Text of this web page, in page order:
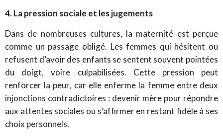
4. La pression sociale et les jugements
Dans de nombreuses cultures, la maternité est perçue
comme un passage obligé. Les femmes qui hésitent ou
refusent d’avoir des enfants se sentent souvent pointées
du doigt, voire culpabilisées. Cette pression peut
renforcer la peur, car elle enferme la femme entre deux
injonctions contradictoires : devenir mère pour répondre
aux attentes sociales ou s’affirmer en restant fidèle à ses
choix personnels.